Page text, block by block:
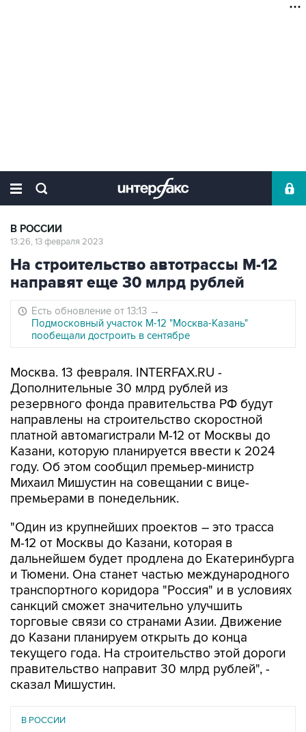
В РОССИИ
13:26, 13 февраля 2023
На строительство автотрассы М-12
направят еще 30 млрд рублей
Есть обновление от 13:13 →
Подмосковный участок М-12 "Москва-Казань"
пообещали достроить в сентябре
Москва. 13 февраля. INTERFAX.RU -
Дополнительные 30 млрд рублей из
резервного фонда правительства РФ будут
направлены на строительство скоростной
платной автомагистрали М-12 от Москвы до
Казани, которую планируется ввести к 2024
году. Об этом сообщил премьер-министр
Михаил Мишустин на совещании с вице-
премьерами в понедельник.
"Один из крупнейших проектов – это трасса
М-12 от Москвы до Казани, которая в
дальнейшем будет продлена до Екатеринбурга
и Тюмени. Она станет частью международного
транспортного коридора "Россия" и в условиях
санкций сможет значительно улучшить
торговые связи со странами Азии. Движение
до Казани планируем открыть до конца
текущего года. На строительство этой дороги
правительство направит 30 млрд рублей", -
сказал Мишустин.
В РОССИИ